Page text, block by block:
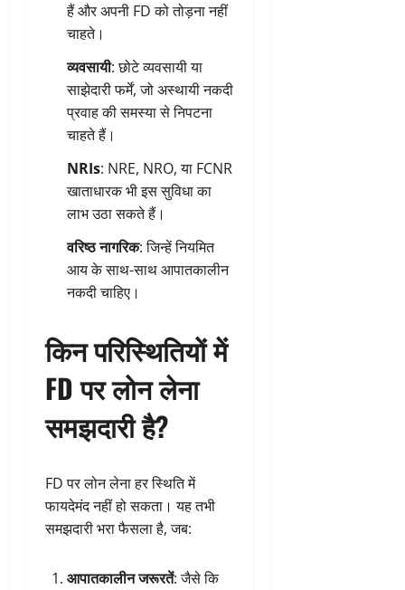
हैं और अपनी FD को तोड़ना नहीं
चाहते।
व्यवसायी: छोटे व्यवसायी या
साझेदारी फर्में, जो अस्थायी नकदी
प्रवाह की समस्या से निपटना
चाहते हैं।
NRIs: NRE, NRO, या FCNR
खाताधारक भी इस सुविधा का
लाभ उठा सकते हैं।
वरिष्ठ नागरिक: जिन्हें नियमित
आय के साथ-साथ आपातकालीन
नकदी चाहिए।
किन परिस्थितियों में
FD पर लोन लेना
समझदारी है?
FD पर लोन लेना हर स्थिति में
फायदेमंद नहीं हो सकता। यह तभी
समझदारी भरा फैसला है, जब:
आपातकालीन जरूरतें: जैसे कि